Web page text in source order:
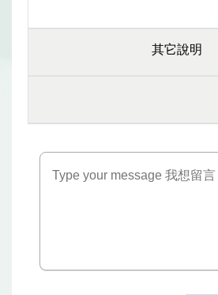
其它說明